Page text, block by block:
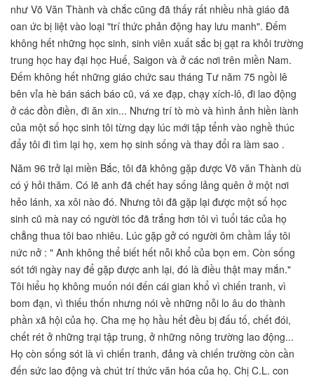
như Võ Văn Thành và chắc cũng đã thấy rất nhiều nhà giáo đã
oan ức bị liệt vào loại "trí thức phản động hay lưu manh". Đếm
không hết những học sinh, sinh viên xuất sắc bị gạt ra khỏi trường
trung học hay đại học Huế, Saigon và ở các nơi trên miền Nam.
Đếm không hết những giáo chức sau tháng Tư năm 75 ngồi lê
bên vỉa hè bán sách báo cũ, vá xe đạp, chạy xích-lô, đi lao động
ở các đồn điền, đi ăn xin... Nhưng trí tò mò và hình ảnh hiền lành
của một số học sinh tôi từng dạy lúc mới tập tểnh vào nghề thúc
đẩy tôi đi tìm lại họ, xem họ sinh sống và thay đổi ra làm sao .
Năm 96 trở lại miền Bắc, tôi đã không gặp được Võ văn Thành dù
có ý hỏi thăm. Có lẽ anh đã chết hay sống lảng quên ở một nơi
hẻo lánh, xa xôi nào đó. Nhưng tôi đã gặp lại được một số học
sinh cũ mà nay có người tóc đã trắng hơn tôi vì tuổi tác của họ
chẳng thua tôi bao nhiêu. Lúc gặp gở có người ôm chầm lấy tôi
nức nở : " Anh không thể biết hết nỗi khổ của bọn em. Còn sống
sót tới ngày nay để gặp được anh lại, đó là điều thật may mắn."
Tôi hiểu họ không muốn nói đến cái gian khổ vì chiến tranh, vì
bom đạn, vì thiếu thốn nhưng nói về những nỗi lo âu do thành
phần xã hội của họ. Cha mẹ họ hầu hết đều bị đấu tố, chết đói,
chết rét ở những trại tập trung, ở những nông trường lao động...
Họ còn sống sót là vì chiến tranh, đảng và chiến trường còn cần
đến sức lao động và chút trí thức văn hóa của họ. Chị C.L. con